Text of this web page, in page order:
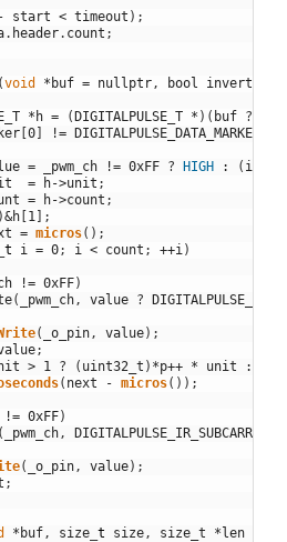
- start < timeout ) ;
. header. count ;
(void * buf = nullptr , bool invert
* h = (DIGITALPULSE_T * ) ( buf ?
[0] != DIGITALPULSE_DATA_MARKER
= _pwm_ch != 0xFF ? HIGH : (
= h->unit ;
= h->count ;
)&h [1 ] ;
= micros( ) ;
t i = 0; i < count ; ++i )
!= 0xFF)
( _pwm_ch , value ?
( _o_pin , value) ;
;
> 1 ? ( uint32_t ) *p++ * unit :
( next - micros( ) ) ;
!= 0xFF)
( _pwm_ch ,
( _o_pin , value) ;
;
* buf , size t size , size_t *len